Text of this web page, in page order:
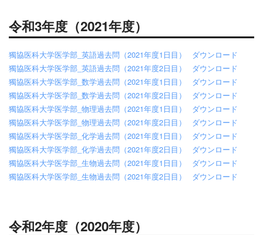
令和3年度（2021年度）
獨協医科大学医学部_英語過去問（2021年度1日目）
ダウンロード
獨協医科大学医学部_英語過去問（2021年度2日目）
ダウンロード
獨協医科大学医学部_数学過去問（2021年度1日目）
ダウンロード
獨協医科大学医学部_数学過去問（2021年度2日目）
ダウンロード
獨協医科大学医学部_物理過去問（2021年度1日目）
ダウンロード
獨協医科大学医学部_物理過去問（2021年度2日目）
ダウンロード
獨協医科大学医学部_化学過去問（2021年度1日目）
ダウンロード
獨協医科大学医学部_化学過去問（2021年度2日目）
ダウンロード
獨協医科大学医学部_生物過去問（2021年度1日目）
ダウンロード
獨協医科大学医学部_生物過去問（2021年度2日目）
ダウンロード
令和2年度（2020年度）